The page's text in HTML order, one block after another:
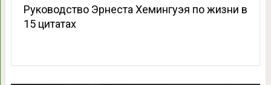
Руководство Эрнеста Хемингуэя по жизни в
15 цитатах